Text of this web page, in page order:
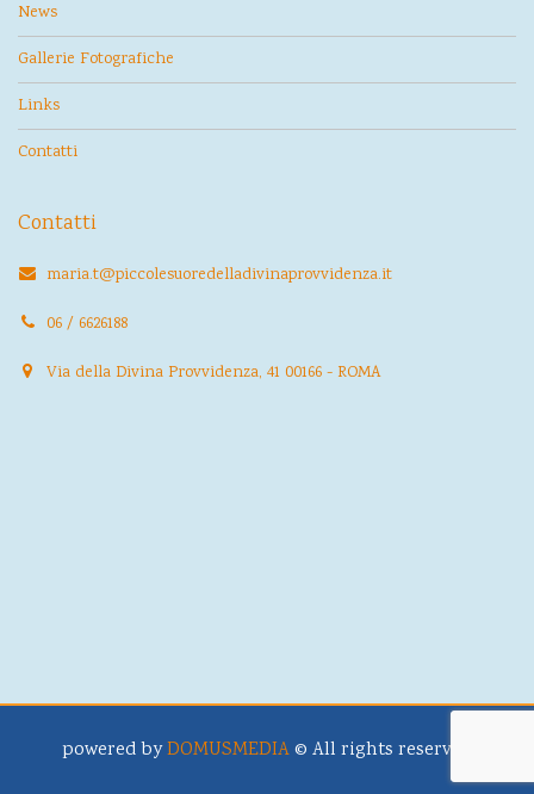
News
Gallerie Fotografiche
Links
Contatti
Contatti
maria.t@piccolesuoredelladivinaprovvidenza.it
06 / 6626188
Via della Divina Provvidenza, 41 00166 - ROMA
powered byDOMUSMEDIA© All rights reserved